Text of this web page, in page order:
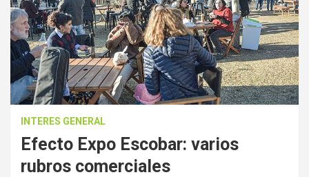
INTERES GENERAL
Efecto Expo Escobar: varios
rubros comerciales